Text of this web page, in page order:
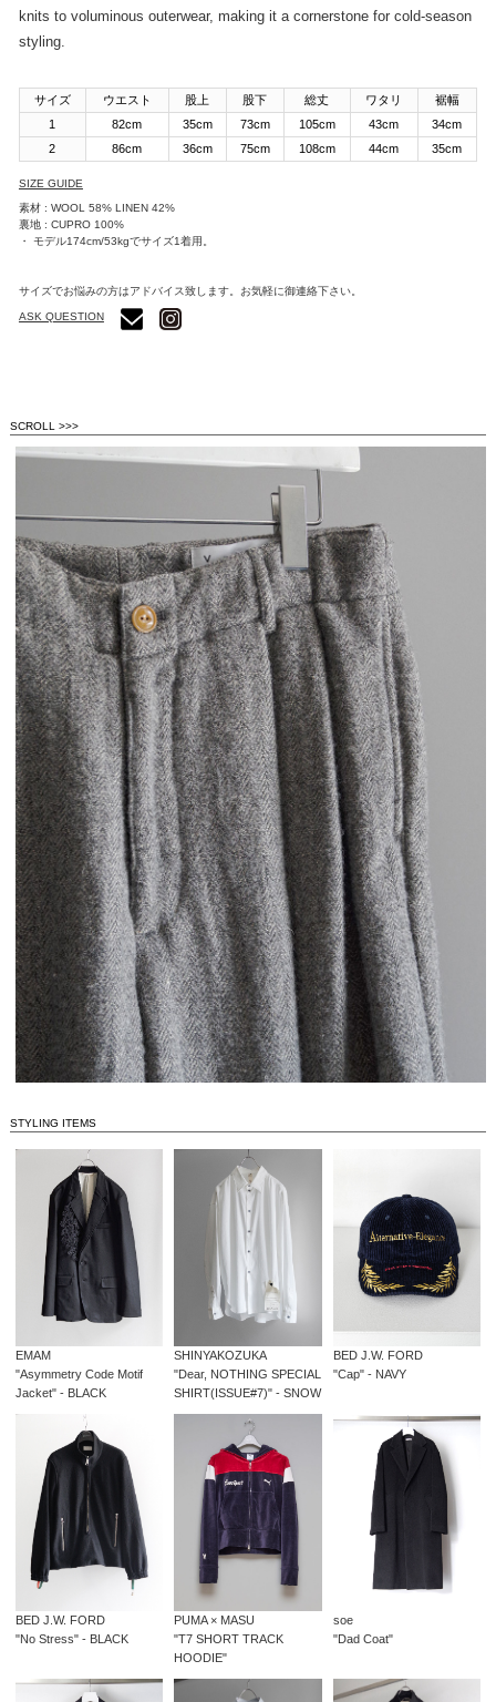
knits to voluminous outerwear, making it a cornerstone for cold-season
styling.
サイズ ウエスト 股上 股下 総丈 ワタリ
裾幅
1
82cm 35cm 73cm 105cm 43cm
34cm
2
86cm 36cm 75cm 108cm 44cm 35cm
SIZE GUIDE
素材 : WOOL 58% LINEN 42%
裏地 : CUPRO 100%
・ モデル174cm/53kgでサイズ1着用。
サイズでお悩みの方はアドバイス致します。お気軽に御連絡下さい。
ASK QUESTION
SCROLL >>>
STYLING ITEMS
EMAM
"Asymmetry Code Motif
Jacket" - BLACK
SHINYAKOZUKA
"Dear, NOTHING SPECIAL
SHIRT(ISSUE#7)" - SNOW
BED J.W. FORD
"Cap" - NAVY
BED J.W. FORD
"No Stress" - BLACK
PUMA × MASU
"T7 SHORT TRACK
HOODIE"
soe
"Dad Coat"